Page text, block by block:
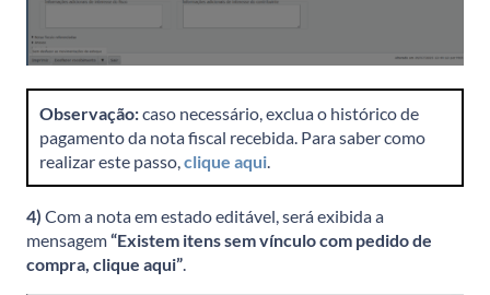
Observação:caso necessário, exclua o histórico de
pagamento da nota fiscal recebida. Para saber como
realizar este passo,clique aqui.
4) Com a nota em estado editável, será exibida a
mensagem“Existem itens sem vínculo com pedido de
compra, clique aqui”.